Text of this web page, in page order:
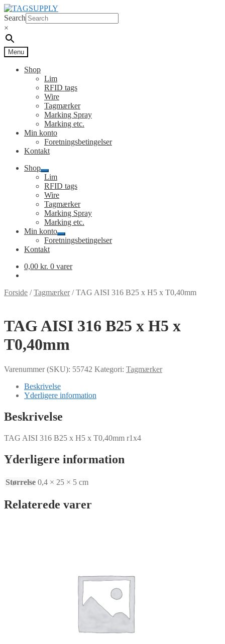
Spring
til
navigation
Spring
til
indhold
Search
×
Menu
Shop
Lim
RFID tags
Wire
Tagmærker
Marking Spray
Marking etc.
Min konto
Foretningsbetingelser
Kontakt
Shop
Udfold
undermenu
Lim
RFID tags
Wire
Tagmærker
Marking Spray
Marking etc.
Min konto
Udfold
undermenu
Foretningsbetingelser
Kontakt
0,00 kr. 0 varer
Forside /Tagmærker/TAG AISI 316 B25 x H5 x T0,40mm
TAG AISI 316 B25 x H5 x
T0,40mm
Varenummer (SKU): 55742 Kategori: Tagmærker
Beskrivelse
Yderligere information
Beskrivelse
TAG AISI 316 B25 x H5 x T0,40mm r1x4
Yderligere information
Størrelse 0,4 × 25 × 5 cm
Relaterede varer